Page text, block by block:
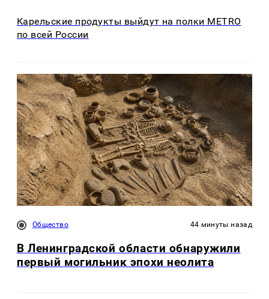
Карельские продукты выйдут на полки METRO
по всей России
Общество 44 минуты назад
В Ленинградской области обнаружили
первый могильник эпохи неолита